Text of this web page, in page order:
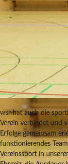
wsr hat auch die
Verein verbindet und
Erfolge gemeinsam
funktionierendes
Vereinssport in